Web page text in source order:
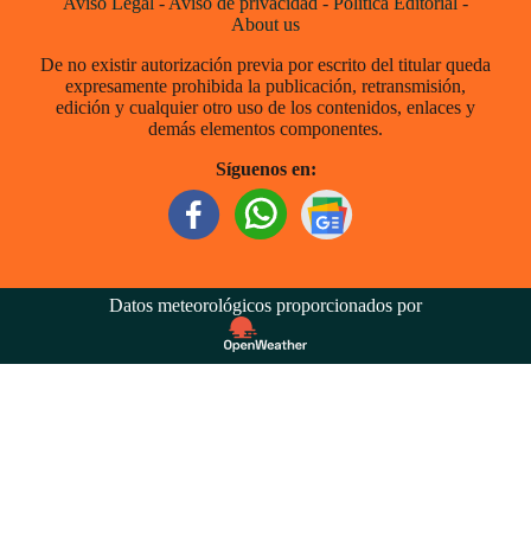
About us
De no existir autorización previa por escrito del titular queda
expresamente prohibida la publicación, retransmisión,
edición y cualquier otro uso de los contenidos, enlaces y
demás elementos componentes.
Síguenos en:
Datos meteorológicos proporcionados por